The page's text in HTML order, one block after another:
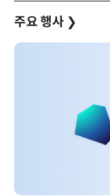
주요 행사 ❯